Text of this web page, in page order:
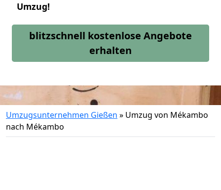
Umzug!
blitzschnell kostenlose Angebote
erhalten
Umzugsunternehmen Gießen » Umzug von Mékambo
nach Mékambo